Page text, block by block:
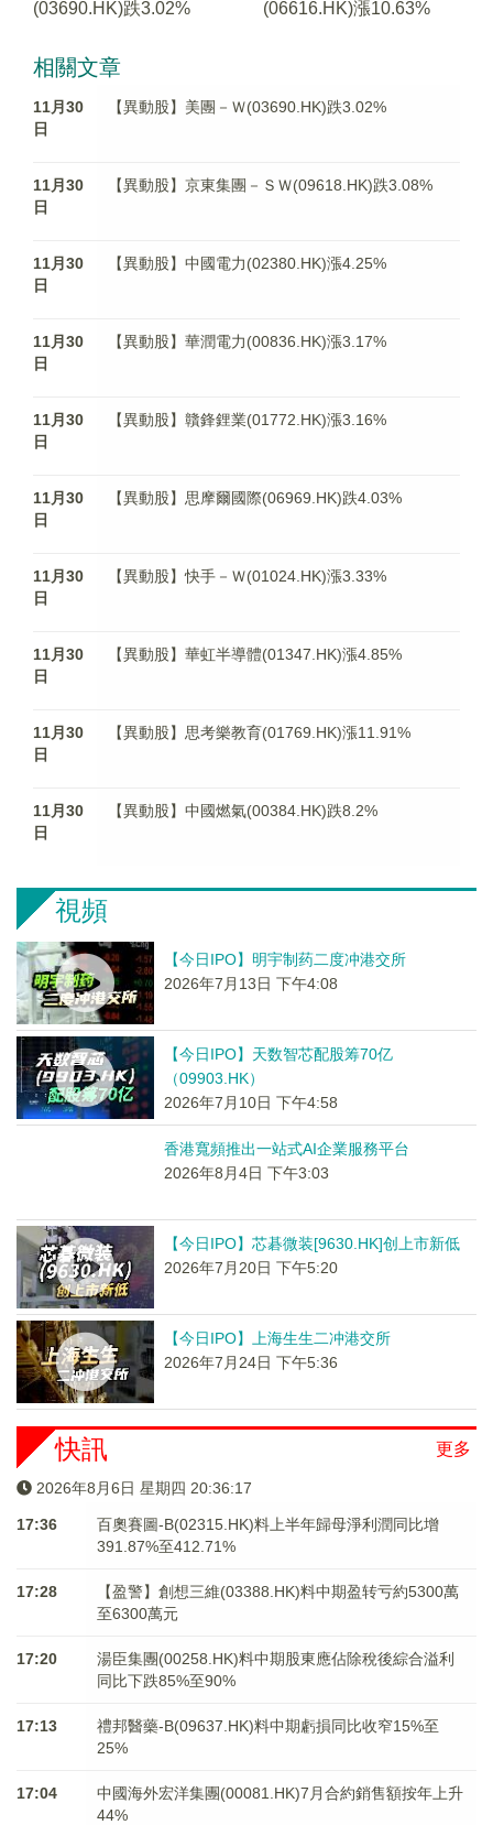
(03690.HK)跌3.02%
(06616.HK)漲10.63%
相關文章
11月30
日
【異動股】美團－Ｗ(03690.HK)跌3.02%
11月30
日
【異動股】京東集團－ＳＷ(09618.HK)跌3.08%
11月30
日
【異動股】中國電力(02380.HK)漲4.25%
11月30
日
【異動股】華潤電力(00836.HK)漲3.17%
11月30
日
【異動股】贛鋒鋰業(01772.HK)漲3.16%
11月30
日
【異動股】思摩爾國際(06969.HK)跌4.03%
11月30
日
【異動股】快手－Ｗ(01024.HK)漲3.33%
11月30
日
【異動股】華虹半導體(01347.HK)漲4.85%
11月30
日
【異動股】思考樂教育(01769.HK)漲11.91%
11月30
日
【異動股】中國燃氣(00384.HK)跌8.2%
視頻
【今日IPO】明宇制药二度冲港交所
2026年7月13日 下午4:08
【今日IPO】天数智芯配股筹70亿
（09903.HK）
2026年7月10日 下午4:58
香港寬頻推出一站式AI企業服務平台
2026年8月4日 下午3:03
【今日IPO】芯碁微装[9630.HK]创上市新低
2026年7月20日 下午5:20
【今日IPO】上海生生二冲港交所
2026年7月24日 下午5:36
更多
快訊
2026年8月6日 星期四 20:36:18
17:36
百奧賽圖-B(02315.HK)料上半年歸母淨利潤同比增
391.87%至412.71%
17:28
【盈警】創想三維(03388.HK)料中期盈转亏約5300萬
至6300萬元
17:20
湯臣集團(00258.HK)料中期股東應佔除稅後綜合溢利
同比下跌85%至90%
17:13
禮邦醫藥-B(09637.HK)料中期虧損同比收窄15%至
25%
17:04
中國海外宏洋集團(00081.HK)7月合約銷售額按年上升
44%